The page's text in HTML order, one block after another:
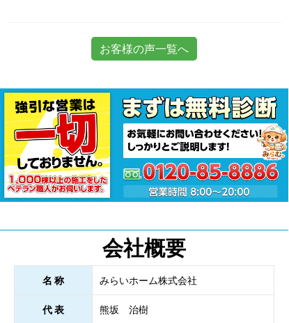
お客様の声一覧へ
会社概要
名 称 みらいホーム株式会社
代 表 熊坂 治樹